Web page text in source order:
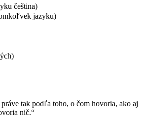
čeština)
jazyku)
tak podľa toho, o čom hovoria, ako aj
nič.